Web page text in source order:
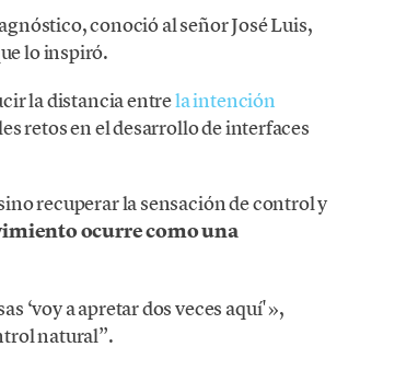
conoció al señor José Luis,
lo inspiró.
la distancia entrela intención
retos en el desarrollo de interfaces
recuperar la sensación de control y
ocurre como una
‘voy a apretar dos veces aquí'»,
natural”.